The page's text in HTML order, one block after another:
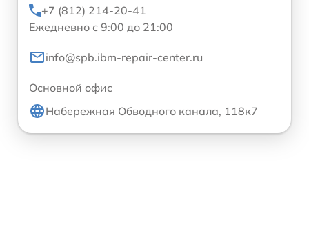
+7 (812) 214-20-41
Ежедневно с 9:00 до 21:00
info@spb.ibm-repair-center.ru
Основной офис
Набережная Обводного канала, 118к7